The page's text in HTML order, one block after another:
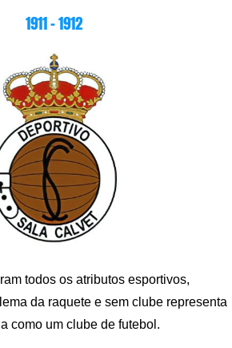
1911 – 1912
todos os atributos esportivos,
da raquete e sem clube representa
como um clube de futebol.